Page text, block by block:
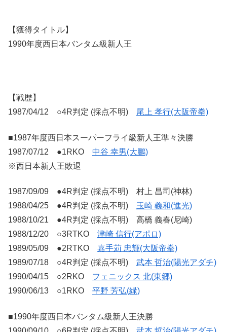
【獲得タイトル】
1990年度西日本バンタム級新人王
【戦歴】
1987/04/12 ○4R判定 (採点不明) 尾上 孝行(大阪帝拳)
■1987年度西日本スーパーフライ級新人王準々決勝
1987/07/12 ●1RKO 中谷 幸男(大鵬)
※西日本新人王敗退
1987/09/09 ●4R判定 (採点不明) 村上 昌司(神林)
1988/04/25 ●4R判定 (採点不明) 玉崎 義和(進光)
1988/10/21 ●4R判定 (採点不明) 高橋 義春(尼崎)
1988/12/20 ○3RTKO 津崎 信行(アポロ)
1989/05/09 ●2RTKO 嘉手苅 忠輝(大阪帝拳)
1989/07/18 ○4R判定 (採点不明) 武本 哲治(陽光アダチ)
1990/04/15 ○2RKO フェニックス 北(東郷)
1990/06/13 ○1RKO 平野 芳弘(緑)
■1990年度西日本バンタム級新人王決勝